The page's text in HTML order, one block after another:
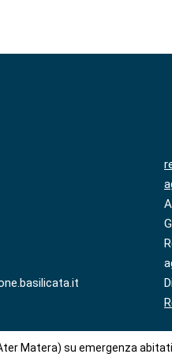
Matera) su emergenza